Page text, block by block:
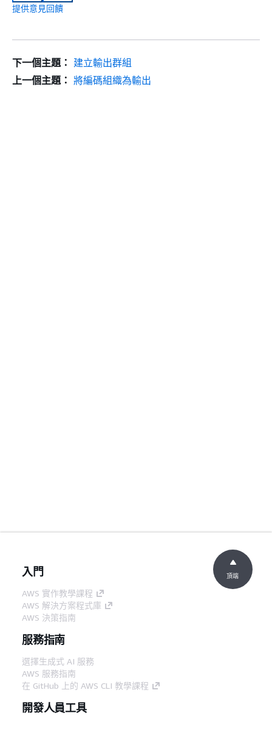
提供意見回饋
下一個主題： 建立輸出群組
上一個主題： 將編碼組織為輸出
入門
AWS 實作教學課程
AWS 解決方案程式庫
AWS 決策指南
服務指南
選擇生成式 AI 服務
AWS 服務指南
在 GitHub 上的 AWS CLI 教學課程
開發人員工具
頂端